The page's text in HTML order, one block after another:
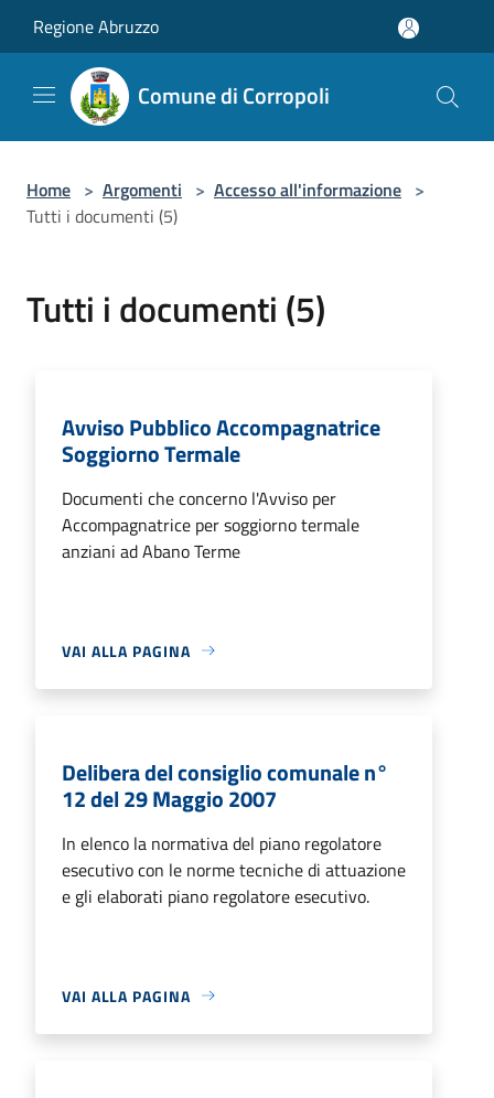
Regione Abruzzo
Comune di Corropoli
Home > Argomenti > Accesso all'informazione >
Tutti i documenti (5)
Tutti i documenti (5)
Avviso Pubblico Accompagnatrice
Soggiorno Termale
Documenti che concerno l'Avviso per
Accompagnatrice per soggiorno termale
anziani ad Abano Terme
VAI ALLA PAGINA
Delibera del consiglio comunale n°
12 del 29 Maggio 2007
In elenco la normativa del piano regolatore
esecutivo con le norme tecniche di attuazione
e gli elaborati piano regolatore esecutivo.
VAI ALLA PAGINA